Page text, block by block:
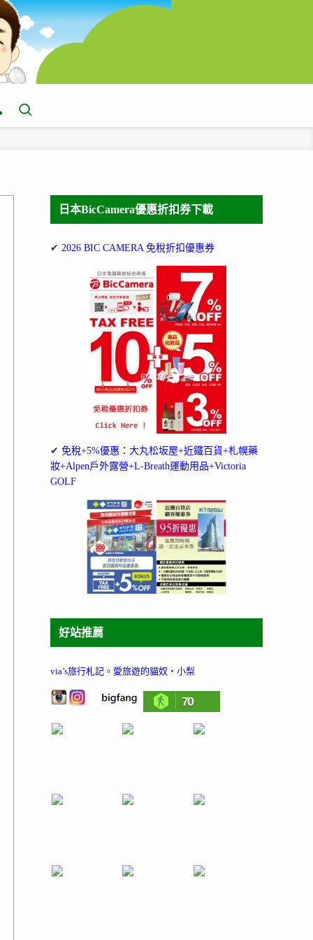
日本BicCamera優惠折扣券下載
✔ 2026 BIC CAMERA 免稅折扣優惠券
✔ 免稅+5%優惠：大丸松坂屋+近鐵百貨+札幌藥
妝+Alpen戶外露營+L-Breath運動用品+Victoria
GOLF
好站推薦
via’s旅行札記 。 愛旅遊的貓奴‧小梨
70